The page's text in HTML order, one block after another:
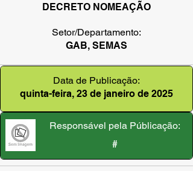
DECRETO NOMEAÇÃO
Setor/Departamento:
GAB, SEMAS
Data de Publicação:
quinta-feira, 23 de janeiro de 2025
Responsável pela Públicação:
#